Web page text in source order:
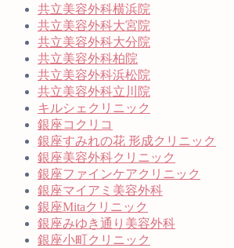
共立美容外科横浜院
共立美容外科大宮院
共立美容外科大分院
共立美容外科柏院
共立美容外科浜松院
共立美容外科立川院
キルシェクリニック
銀座コクリコ
銀座すみれの花 形成クリニック
銀座美容外科クリニック
銀座ファインケアクリニック
銀座マイアミ美容外科
銀座Mitaクリニック
銀座みゆき通り美容外科
銀座小町クリニック